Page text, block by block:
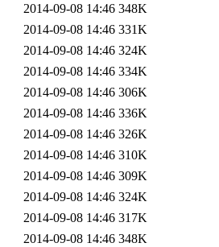
2014-09-08 14:46 348K
2014-09-08 14:46 331K
2014-09-08 14:46 324K
2014-09-08 14:46 334K
2014-09-08 14:46 306K
2014-09-08 14:46 336K
2014-09-08 14:46 326K
2014-09-08 14:46 310K
2014-09-08 14:46 309K
2014-09-08 14:46 324K
2014-09-08 14:46 317K
2014-09-08 14:46 348K